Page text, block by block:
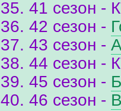
35. 41 сезон -
36. 42 сезон -
37. 43 сезон -
38. 44 сезон -
39. 45 сезон -
40. 46 сезон -